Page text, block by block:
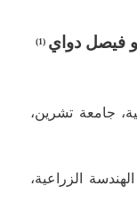
و فيصل دواي (
1
)
جامعة تشرين،
الزراعية،